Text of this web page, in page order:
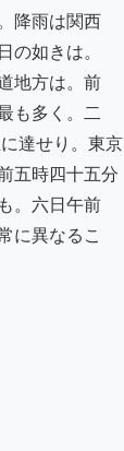
降雨は関西
の如きは。
地方は。前
も多く。二
達せり。東京
五時四十五分
。六日午前
に異なるこ